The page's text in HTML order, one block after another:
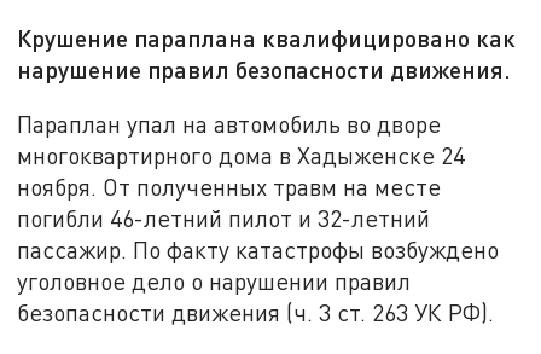
Крушение параплана квалифицировано как
нарушение правил безопасности движения.
Параплан упал на автомобиль во дворе
многоквартирного дома в Хадыженске 24
ноября. От полученных травм на месте
погибли 46-летний пилот и 32-летний
пассажир. По факту катастрофы возбуждено
уголовное дело о нарушении правил
безопасности движения (ч. 3 ст. 263 УК РФ).